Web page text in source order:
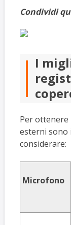
Condividi
I
Per
esterni sono
considerare:
Microfono